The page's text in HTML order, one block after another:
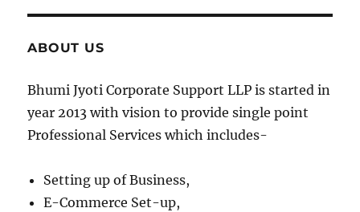
ABOUT US
Bhumi Jyoti Corporate Support LLP is started in
year 2013 with vision to provide single point
Professional Services which includes-
Setting up of Business,
E-Commerce Set-up,